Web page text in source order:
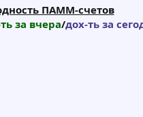
ПАММ-счетов
за вчера/дох-ть за